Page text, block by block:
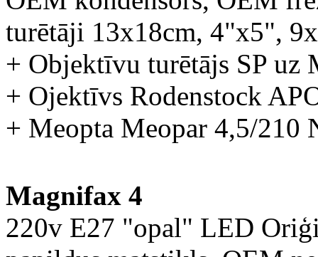
turētāji 13x18cm, 4"x5",
+ Objektīvu turētājs SP uz
+ Ojektīvs Rodenstock
+ Meopta Meopar 4,5/210
Magnifax 4
220v E27 "opal" LED